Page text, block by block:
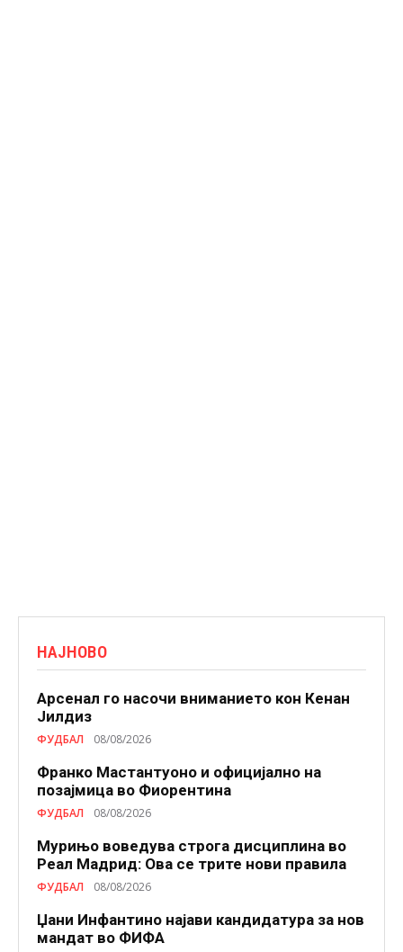
НАЈНОВО
Арсенал го насочи вниманието кон Кенан
Јилдиз
ФУДБАЛ 08/08/2026
Франко Мастантуоно и официјално на
позајмица во Фиорентина
ФУДБАЛ 08/08/2026
Мурињо воведува строга дисциплина во
Реал Мадрид: Ова се трите нови правила
ФУДБАЛ 08/08/2026
Џани Инфантино најави кандидатура за нов
мандат во ФИФА